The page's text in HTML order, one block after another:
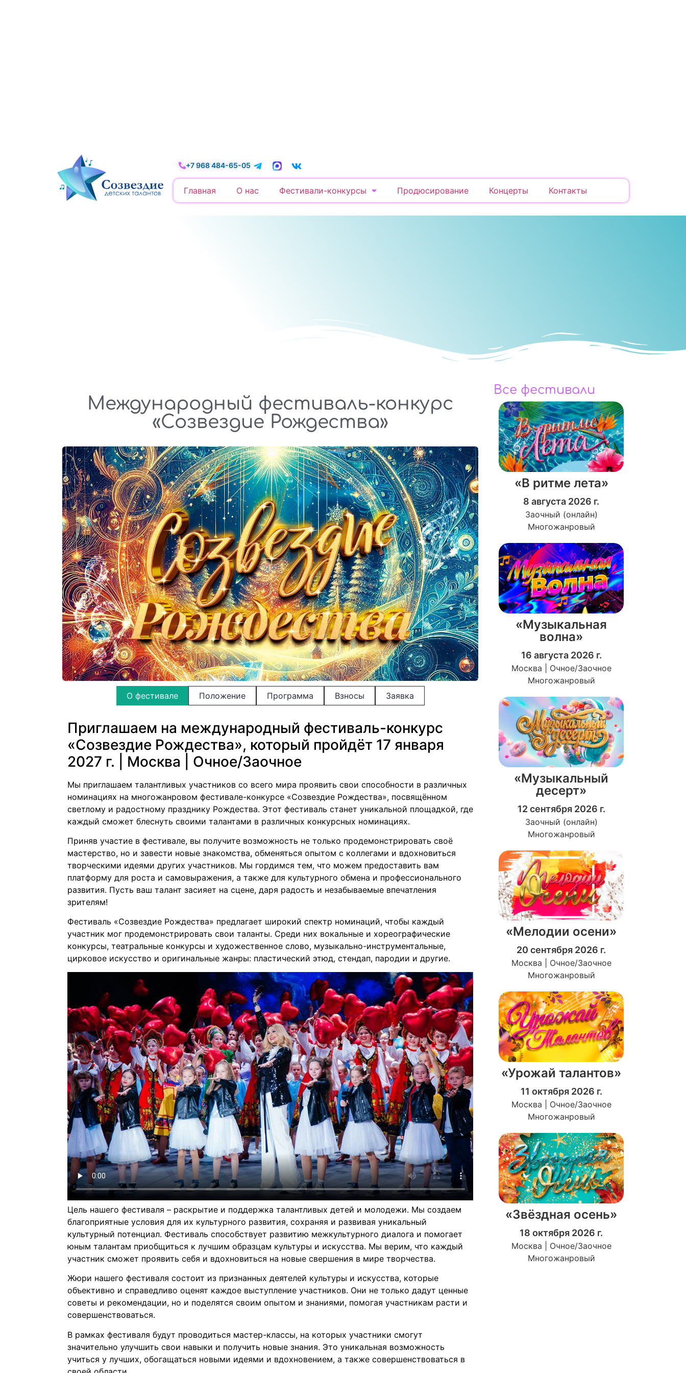
+7 968 484-65-05
Главная О нас Фестивали-конкурсы Продюсирование Концерты Контакты
Международный фестиваль-конкурс
«Созвездие Рождества»
О фестивале Положение Программа Взносы Заявка
Приглашаем на международный фестиваль-конкурс
«Созвездие Рождества», который пройдёт 17 января
2027 г. | Москва | Очное/Заочное
Мы приглашаем талантливых участников со всего мира проявить свои способности в различных
номинациях на многожанровом фестивале-конкурсе «Созвездие Рождества», посвящённом
светлому и радостному празднику Рождества. Этот фестиваль станет уникальной площадкой, где
каждый сможет блеснуть своими талантами в различных конкурсных номинациях.
Приняв участие в фестивале, вы получите возможность не только продемонстрировать своё
мастерство, но и завести новые знакомства, обменяться опытом с коллегами и вдохновиться
творческими идеями других участников. Мы гордимся тем, что можем предоставить вам
платформу для роста и самовыражения, а также для культурного обмена и профессионального
развития. Пусть ваш талант засияет на сцене, даря радость и незабываемые впечатления
зрителям!
Фестиваль «Созвездие Рождества» предлагает широкий спектр номинаций, чтобы каждый
участник мог продемонстрировать свои таланты. Среди них вокальные и хореографические
конкурсы, театральные конкурсы и художественное слово, музыкально-инструментальные,
цирковое искусство и оригинальные жанры: пластический этюд, стендап, пародии и другие.
Цель нашего фестиваля – раскрытие и поддержка талантливых детей и молодежи. Мы создаем
благоприятные условия для их культурного развития, сохраняя и развивая уникальный
культурный потенциал. Фестиваль способствует развитию межкультурного диалога и помогает
юным талантам приобщиться к лучшим образцам культуры и искусства. Мы верим, что каждый
участник сможет проявить себя и вдохновиться на новые свершения в мире творчества.
Жюри нашего фестиваля состоит из признанных деятелей культуры и искусства, которые
объективно и справедливо оценят каждое выступление участников. Они не только дадут ценные
советы и рекомендации, но и поделятся своим опытом и знаниями, помогая участникам расти и
совершенствоваться.
В рамках фестиваля будут проводиться мастер-классы, на которых участники смогут
значительно улучшить свои навыки и получить новые знания. Это уникальная возможность
учиться у лучших, обогащаться новыми идеями и вдохновением, а также совершенствоваться в
Все фестивали
«В ритме лета»
8 августа 2026 г.
Заочный (онлайн)
Многожанровый
«Музыкальная
волна»
16 августа 2026 г.
Москва | Очное/Заочное
Многожанровый
«Музыкальный
десерт»
12 сентября 2026 г.
Заочный (онлайн)
Многожанровый
«Мелодии осени»
20 сентября 2026 г.
Москва | Очное/Заочное
Многожанровый
«Урожай талантов»
11 октября 2026 г.
Москва | Очное/Заочное
Многожанровый
«Звёздная осень»
18 октября 2026 г.
Москва | Очное/Заочное
Многожанровый